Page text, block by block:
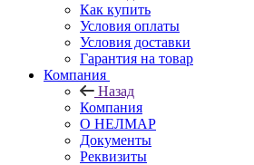
Как купить
Условия оплаты
Условия доставки
Гарантия на товар
Компания
Назад
Компания
О НЕЛМАР
Документы
Реквизиты